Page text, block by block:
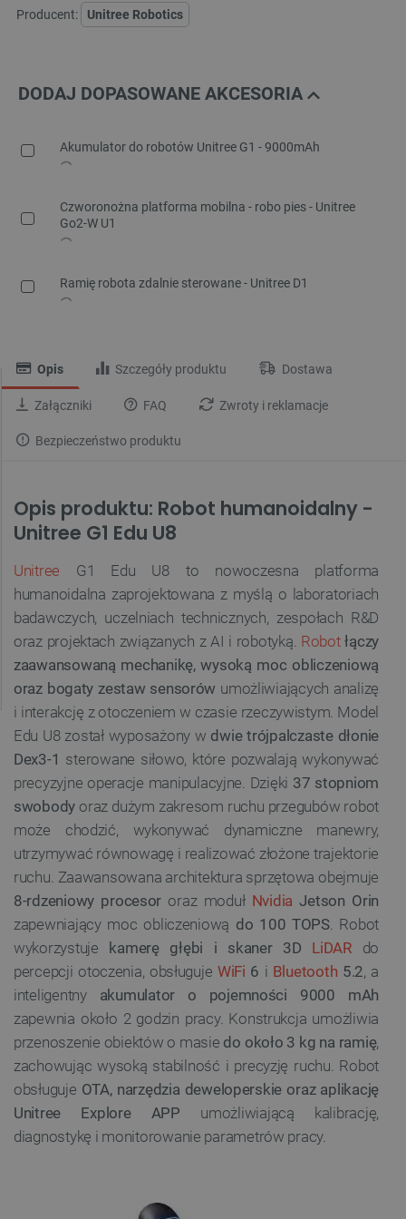
Producent: Unitree Robotics
DODAJ DOPASOWANE AKCESORIA
Akumulator do robotów Unitree G1 - 9000mAh
Czworonożna platforma mobilna - robo pies - Unitree
Go2-W U1
Ramię robota zdalnie sterowane - Unitree D1
Opis Szczegóły produktu Dostawa
Załączniki FAQ Zwroty i reklamacje
Bezpieczeństwo produktu
Opis produktu: Robot humanoidalny -
Unitree G1 Edu U8
Unitree G1 Edu U8 to nowoczesna platforma
humanoidalna zaprojektowana z myślą o laboratoriach
badawczych, uczelniach technicznych, zespołach R&D
oraz projektach związanych z AI i robotyką. Robot łączy
zaawansowaną mechanikę, wysoką moc obliczeniową
oraz bogaty zestaw sensorów umożliwiających analizę
i interakcję z otoczeniem w czasie rzeczywistym. Model
Edu U8 został wyposażony w dwie trójpalczaste dłonie
Dex3-1 sterowane siłowo, które pozwalają wykonywać
precyzyjne operacje manipulacyjne. Dzięki 37 stopniom
swobody oraz dużym zakresom ruchu przegubów robot
może chodzić, wykonywać dynamiczne manewry,
utrzymywać równowagę i realizować złożone trajektorie
ruchu. Zaawansowana architektura sprzętowa obejmuje
8-rdzeniowy procesor oraz moduł Nvidia Jetson Orin
zapewniający moc obliczeniową do 100 TOPS. Robot
wykorzystuje kamerę głębi i skaner 3D LiDARdo
percepcji otoczenia, obsługuje WiFi 6 i Bluetooth 5.2, a
inteligentny akumulator o pojemności 9000 mAh
zapewnia około 2 godzin pracy. Konstrukcja umożliwia
przenoszenie obiektów o masie do około 3 kg na ramię,
zachowując wysoką stabilność i precyzję ruchu. Robot
obsługuje OTA, narzędzia deweloperskie oraz aplikację
Unitree Explore APP umożliwiającą kalibrację,
diagnostykę i monitorowanie parametrów pracy.